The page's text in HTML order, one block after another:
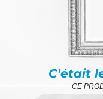
C'était
CE